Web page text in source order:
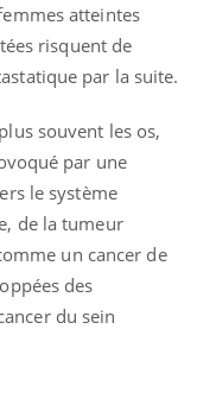
atteintes
risquent de
par la suite.
souvent les os,
par une
le système
de la tumeur
un cancer de
des
du sein